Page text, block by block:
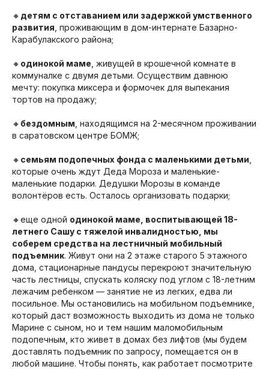
🔸 детям с отставанием или задержкой умственного
развития , проживающим в дом-интернате Базарно-
Карабулакского района;
🔸 одинокой маме , живущей в крошечной комнате в
коммуналке с двумя детьми. Осуществим давнюю
мечту: покупка миксера и формочек для выпекания
тортов на продажу;
🔸 бездомным , находящимся на 2-месячном проживании
в саратовском центре БОМЖ;​
🔸 семьям подопечных фонда с маленькими детьми
которые очень ждут Деда Мороза и маленькие-
маленькие подарки. Дедушки Морозы в команде
волонтёров есть. Осталось организовать подарки;
🔸еще одной одинокой маме, воспитывающей 18-
летнего Сашу с тяжелой инвалидностью, мы
соберем средства на лестничный мобильный
подъемник. Живут они на 2 этаже старого 5 этажного
дома, стационарные пандусы перекроют значительную
часть лестницы, спускать коляску под углом с 18-летним
лежачим ребенком — занятие не из легких, едва ли
посильное. Мы остановились на мобильном подъемнике,
который даст возможность выходить из дома не только
Марине с сыном, но и тем нашим маломобильным
подопечным, кто живет в домах без лифтов (мы будем
доставлять подъемник по запросу, помещается он в
любой машине. Чтобы понять, как работает посмотрите